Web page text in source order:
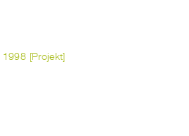
[Projekt]